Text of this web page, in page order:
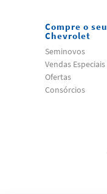
Compre o seu
Chevrolet
Seminovos
Vendas Especiais
Ofertas
Consórcios